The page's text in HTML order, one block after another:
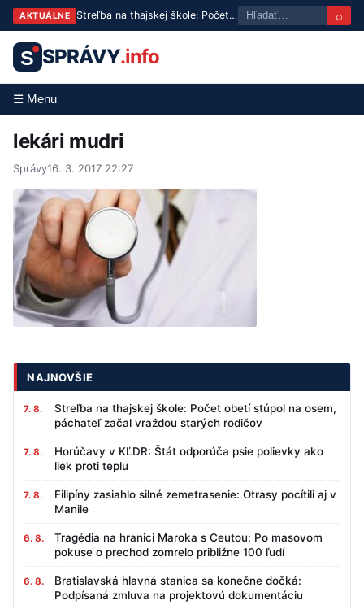
AKTUÁLNE Streľba na thajskej škole: Počet obetí stúpol na osem, páchateľ začal vraždou starých rodičov ⌕
S SPRÁVY.info
☰ Menu
lekári mudri
Správy16. 3. 2017 22:27
NAJNOVŠIE
7. 8.
Streľba na thajskej škole: Počet obetí stúpol na osem,
páchateľ začal vraždou starých rodičov
7. 8.
Horúčavy v KĽDR: Štát odporúča psie polievky ako
liek proti teplu
7. 8.
Filipíny zasiahlo silné zemetrasenie: Otrasy pocítili aj v
Manile
6. 8.
Tragédia na hranici Maroka s Ceutou: Po masovom
pokuse o prechod zomrelo približne 100 ľudí
6. 8.
Bratislavská hlavná stanica sa konečne dočká:
Podpísaná zmluva na projektovú dokumentáciu